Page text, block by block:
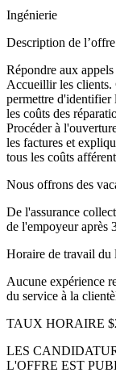
Ingénierie
Description de
Répondre aux
Accueillir les clients.
permettre d'identifier
les coûts des
Procéder à
les factures et
tous les coûts
Nous offrons des
De l'assurance
de l'empoyeur après
Horaire de travail du
Aucune expérience
du service à la
TAUX HORAIRE
LES
L'OFFRE EST